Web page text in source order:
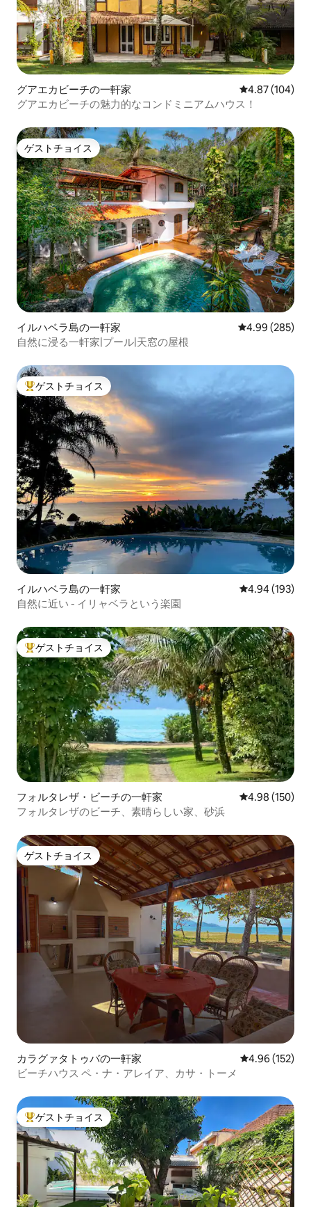
グアエカビーチの一軒家 レビュー104
4.87 (104)
グアエカビーチの魅力的なコンドミニアムハウス！
ゲストチョイス
ゲストチョイス
イルハベラ島の一軒家 レビュー285
4.99 (285)
自然に浸る一軒家|プール|天窓の屋根
大好評のゲストチョイスです。
ゲストチョイス
イルハベラ島の一軒家 レビュー193
4.94 (193)
自然に近い - イリャベラという楽園
大好評のゲストチョイスです。
ゲストチョイス
フォルタレザ・ビーチの一軒家 レビュー150
4.98 (150)
フォルタレザのビーチ、素晴らしい家、砂浜
ゲストチョイス
ゲストチョイス
カラグァタトゥバの一軒家 レビュー152
4.96 (152)
ビーチハウス ペ・ナ・アレイア、カサ・トーメ
大好評のゲストチョイスです。
ゲストチョイス